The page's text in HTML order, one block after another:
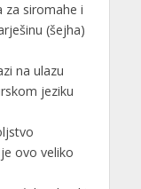
za siromahe i
(šejha)
na ulazu
jeziku
ovo veliko